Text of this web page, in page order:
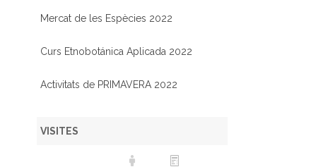
Mercat de les Espècies 2022
Curs Etnobotánica Aplicada 2022
Activitats de PRIMAVERA 2022
VISITES